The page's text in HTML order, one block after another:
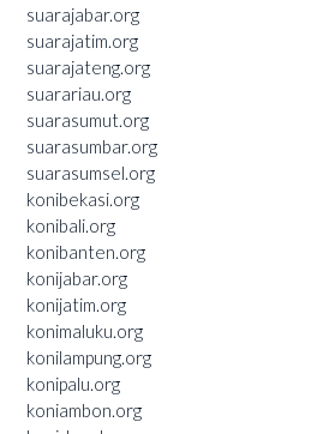
suarajabar.org
suarajatim.org
suarajateng.org
suarariau.org
suarasumut.org
suarasumbar.org
suarasumsel.org
konibekasi.org
konibali.org
konibanten.org
konijabar.org
konijatim.org
konimaluku.org
konilampung.org
konipalu.org
koniambon.org